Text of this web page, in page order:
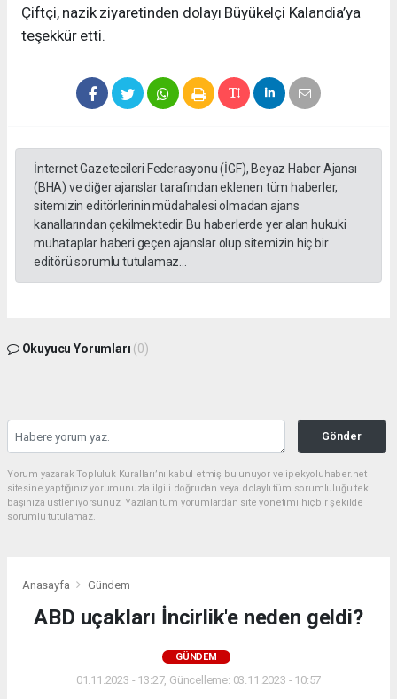
Çiftçi, nazik ziyaretinden dolayı Büyükelçi Kalandia’ya
teşekkür etti.
İnternet Gazetecileri Federasyonu (İGF), Beyaz Haber Ajansı
(BHA) ve diğer ajanslar tarafından eklenen tüm haberler,
sitemizin editörlerinin müdahalesi olmadan ajans
kanallarından çekilmektedir. Bu haberlerde yer alan hukuki
muhataplar haberi geçen ajanslar olup sitemizin hiç bir
editörü sorumlu tutulamaz...
Okuyucu Yorumları (0)
Gönder
Yorum yazarak Topluluk Kuralları’nı kabul etmiş bulunuyor ve ipekyoluhaber.net
sitesine yaptığınız yorumunuzla ilgili doğrudan veya dolaylı tüm sorumluluğu tek
başınıza üstleniyorsunuz. Yazılan tüm yorumlardan site yönetimi hiçbir şekilde
sorumlu tutulamaz.
Anasayfa Gündem
ABD uçakları İncirlik'e neden geldi?
GÜNDEM
01.11.2023 - 13:27, Güncelleme: 03.11.2023 - 10:57